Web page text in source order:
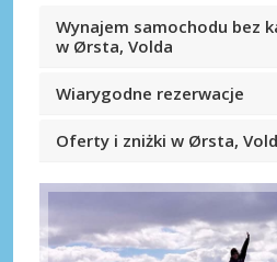
Wynajem samochodu bez
w Ørsta, Volda
Wiarygodne rezerwacje
Oferty i zniżki w Ørsta,